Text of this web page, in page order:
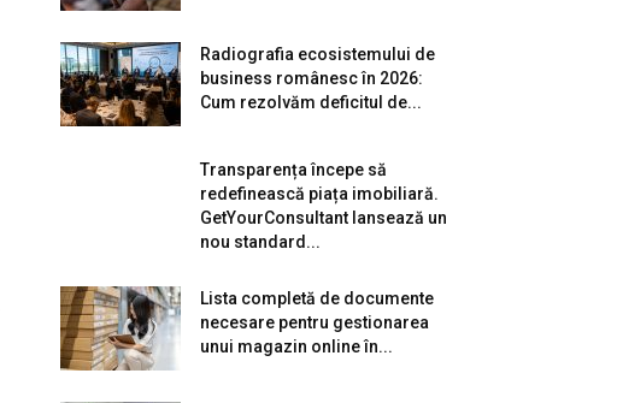
Radiografia ecosistemului de
business românesc în 2026:
Cum rezolvăm deficitul de...
Transparența începe să
redefinească piața imobiliară.
GetYourConsultant lansează un
nou standard...
Lista completă de documente
necesare pentru gestionarea
unui magazin online în...